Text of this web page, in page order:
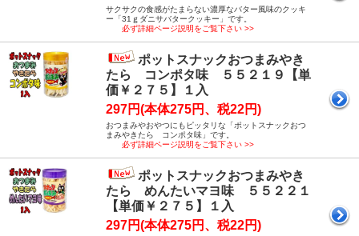
サクサクの食感がたまらない濃厚なバター風味のクッキ
ー「31ｇダニサバタークッキー」です。
必ず詳細ページ説明をご覧下さい >>
ポットスナックおつまみやき
たら コンポタ味 ５５２１９【単
価￥２７５】１入
297円(本体275円、税22円)
おつまみやおやつにもピッタリな「ポットスナックおつ
まみやきたら コンポタ味」です。
必ず詳細ページ説明をご覧下さい >>
ポットスナックおつまみやき
たら めんたいマヨ味 ５５２２１
【単価￥２７５】１入
297円(本体275円、税22円)